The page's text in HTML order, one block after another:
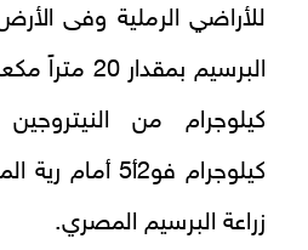
للأراضي الرملية وفى
كيلوجرام فو2أ5
زراعة البرسيم المصري.